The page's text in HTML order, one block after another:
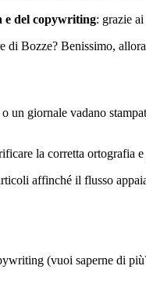
e del copywriting: grazie
di Bozze? Benissimo,
un giornale vadano
la corretta
affinché il flusso
(vuoi saperne di